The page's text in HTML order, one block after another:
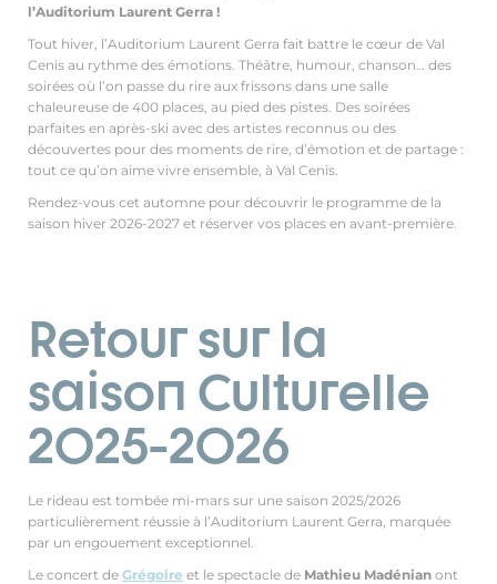
l’Auditorium Laurent Gerra !
Tout hiver, l’Auditorium Laurent Gerra fait battre le cœur de Val
Cenis au rythme des émotions. Théâtre, humour, chanson… des
soirées où l’on passe du rire aux frissons dans une salle
chaleureuse de 400 places, au pied des pistes. Des soirées
parfaites en après-ski avec des artistes reconnus ou des
découvertes pour des moments de rire, d’émotion et de partage :
tout ce qu’on aime vivre ensemble, à Val Cenis.
Rendez-vous cet automne pour découvrir le programme de la
saison hiver 2026-2027 et réserver vos places en avant-première.
Retour sur la
saison Culturelle
2025-2026
Le rideau est tombée mi-mars sur une saison 2025/2026
particulièrement réussie à l’Auditorium Laurent Gerra, marquée
par un engouement exceptionnel.
Le concert de Grégoire et le spectacle de Mathieu Madénian ont